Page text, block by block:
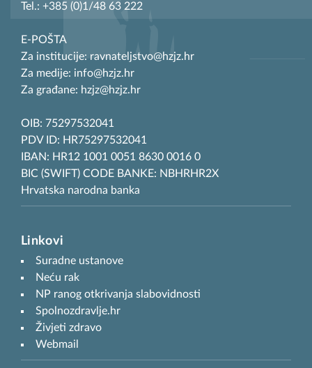
Tel.: +385 (0)1/48 63 222
E-POŠTA
Za institucije: ravnateljstvo@hzjz.hr
Za medije: info@hzjz.hr
Za građane: hzjz@hzjz.hr
OIB: 75297532041
PDV ID: HR75297532041
IBAN: HR12 1001 0051 8630 0016 0
BIC (SWIFT) CODE BANKE: NBHRHR2X
Hrvatska narodna banka
Linkovi
Suradne ustanove
Neću rak
NP ranog otkrivanja slabovidnosti
Spolnozdravlje.hr
Živjeti zdravo
Webmail